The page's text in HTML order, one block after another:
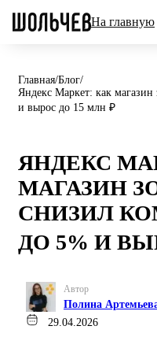
На главную
Главная/Блог/
Яндекс Маркет: как
и вырос до 15 млн ₽
ЯНДЕКС
МАГАЗИН
СНИЗИЛ
ДО 5% И
Автор
Полина
29.04.2026